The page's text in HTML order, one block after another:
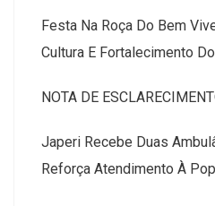
Festa Na Roça Do Bem
Cultura E Fortalecimento
NOTA DE
Japeri Recebe Duas
Reforça Atendimento À